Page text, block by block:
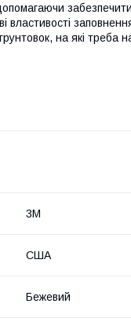
забезпечити
на які треба
3М
США
Бежевий